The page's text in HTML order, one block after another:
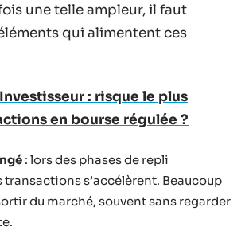
une telle ampleur, il faut
qui alimentent ces
Investisseur : risque le plus
en bourse régulée ?
: lors des phases de repli
transactions s’accélèrent. Beaucoup
du marché, souvent sans regarder